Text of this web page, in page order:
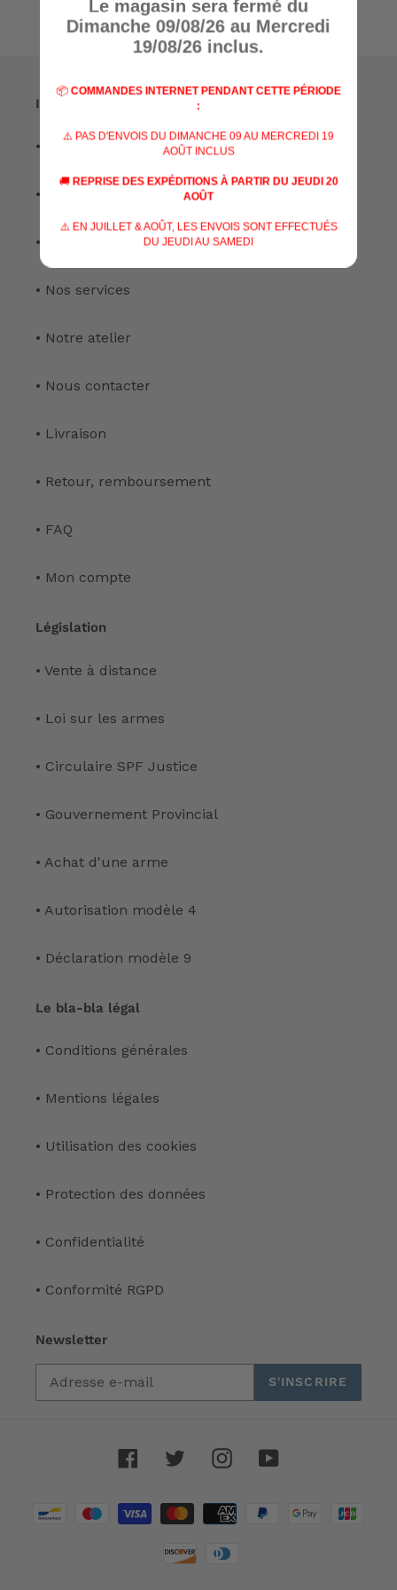
Informations
• A propos de nous
• Nos marques
• Nos spécialisations
• Nos services
• Notre atelier
• Nous contacter
• Livraison
• Retour, remboursement
• FAQ
• Mon compte
Législation
• Vente à distance
• Loi sur les armes
• Circulaire SPF Justice
• Gouvernement Provincial
• Achat d'une arme
• Autorisation modèle 4
• Déclaration modèle 9
Le bla-bla légal
• Conditions générales
• Mentions légales
• Utilisation des cookies
• Protection des données
• Confidentialité
• Conformité RGPD
Newsletter
S'INSCRIRE
FacebookTwitterInstagram
Moyens
de
paiement
Le magasin sera fermé du
Dimanche 09/08/26 au Mercredi
19/08/26 inclus.
📦 COMMANDES INTERNET PENDANT CETTE PÉRIODE
:
⚠️ PAS D'ENVOIS DU DIMANCHE 09 AU MERCREDI 19
AOÛT INCLUS
🚚 REPRISE DES EXPÉDITIONS À PARTIR DU JEUDI 20
AOÛT
⚠️ EN JUILLET & AOÛT, LES ENVOIS SONT EFFECTUÉS
DU JEUDI AU SAMEDI